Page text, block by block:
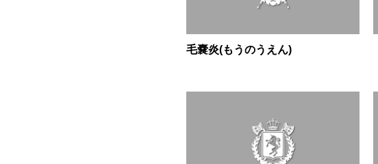
毛嚢炎(もうのうえん)